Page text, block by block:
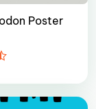
Poster